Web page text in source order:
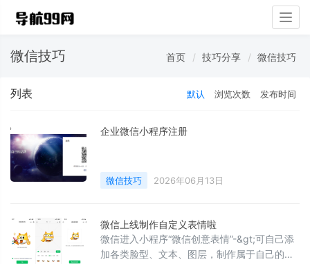
微信技巧 首页 技巧分享 微信技巧
列表 默认 浏览次数 发布时间
企业微信小程序注册
微信技巧 2026年06月13日
微信上线制作自定义表情啦
微信进入小程序“微信创意表情”-&gt;可自己添
加各类脸型、文本、图层，制作属于自己的专